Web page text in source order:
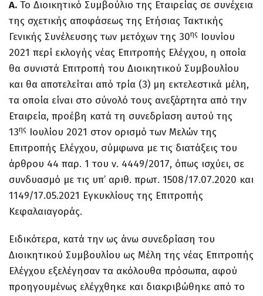
Α. Το Διοικητικό Συμβούλιο της Εταιρείας σε συνέχεια
της σχετικής αποφάσεως της Ετήσιας Τακτικής
Γενικής Συνέλευσης των μετόχων της 30ης Ιουνίου
2021 περί εκλογής νέας Επιτροπής Ελέγχου, η οποία
θα συνιστά Επιτροπή του Διοικητικού Συμβουλίου
και θα αποτελείται από τρία (3) μη εκτελεστικά μέλη,
τα οποία είναι στο σύνολό τους ανεξάρτητα από την
Εταιρεία, προέβη κατά τη συνεδρίαση αυτού της
13ης Ιουλίου 2021 στον ορισμό των Μελών της
Επιτροπής Ελέγχου, σύμφωνα με τις διατάξεις του
άρθρου 44 παρ. 1 του ν. 4449/2017, όπως ισχύει, σε
συνδυασμό με τις υπ’ αριθ. πρωτ. 1508/17.07.2020 και
1149/17.05.2021 Εγκυκλίους της Επιτροπής
Κεφαλαιαγοράς.
Ειδικότερα, κατά την ως άνω συνεδρίαση του
Διοικητικού Συμβουλίου ως Μέλη της νέας Επιτροπής
Ελέγχου εξελέγησαν τα ακόλουθα πρόσωπα, αφού
προηγουμένως ελέγχθηκε και διακριβώθηκε από το